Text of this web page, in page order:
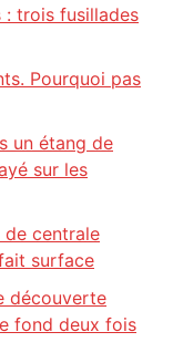
: trois fusillades
Pourquoi pas
un étang de
sur les
centrale
surface
découverte
fond deux fois